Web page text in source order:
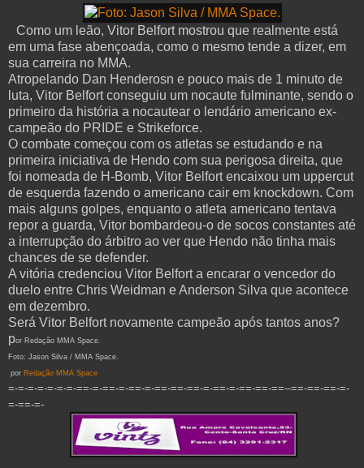
Como um leão, Vitor Belfort mostrou que realmente está
em uma fase abençoada, como o mesmo tende a dizer, em
sua carreira no MMA.
Atropelando Dan Henderosn e pouco mais de 1 minuto de
luta, Vitor Belfort conseguiu um nocaute fulminante, sendo o
primeiro da história a nocautear o lendário americano ex-
campeão do PRIDE e Strikeforce.
O combate começou com os atletas se estudando e na
primeira iniciativa de Hendo com sua perigosa direita, que
foi nomeada de H-Bomb, Vitor Belfort encaixou um uppercut
de esquerda fazendo o americano cair em knockdown. Com
mais alguns golpes, enquanto o atleta americano tentava
repor a guarda, Vitor bombardeou-o de socos constantes até
a interrupção do árbitro ao ver que Hendo não tinha mais
chances de se defender.
A vitória credenciou Vitor Belfort a encarar o vencedor do
duelo entre Chris Weidman e Anderson Silva que acontece
em dezembro.
Será Vitor Belfort novamente campeão após tantos anos?
por Redação MMA Space.
Foto: Jason Silva / MMA Space.
por Redação MMA Space
=-=-=-=-=-=-=-==-=-==-=-==-=-==-==-==-=-==-=-==-==-==--==-==-==-=-
=-==-=-